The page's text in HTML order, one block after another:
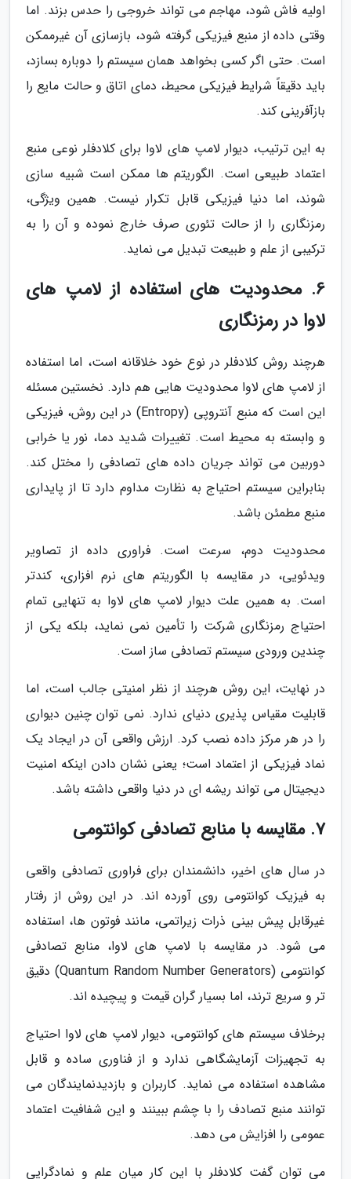
اولیه فاش شود، مهاجم می تواند خروجی را حدس بزند. اما
وقتی داده از منبع فیزیکی گرفته شود، بازسازی آن غیرممکن
است. حتی اگر کسی بخواهد همان سیستم را دوباره بسازد،
باید دقیقاً شرایط فیزیکی محیط، دمای اتاق و حالت مایع را
بازآفرینی کند.
به این ترتیب، دیوار لامپ های لاوا برای کلادفلر نوعی منبع
اعتماد طبیعی است. الگوریتم ها ممکن است شبیه سازی
شوند، اما دنیا فیزیکی قابل تکرار نیست. همین ویژگی،
رمزنگاری را از حالت تئوری صرف خارج نموده و آن را به
ترکیبی از علم و طبیعت تبدیل می نماید.
6. محدودیت های استفاده از لامپ های
لاوا در رمزنگاری
هرچند روش کلادفلر در نوع خود خلاقانه است، اما استفاده
از لامپ های لاوا محدودیت هایی هم دارد. نخستین مسئله
این است که منبع آنتروپی (Entropy) در این روش، فیزیکی
و وابسته به محیط است. تغییرات شدید دما، نور یا خرابی
دوربین می تواند جریان داده های تصادفی را مختل کند.
بنابراین سیستم احتیاج به نظارت مداوم دارد تا از پایداری
منبع مطمئن باشد.
محدودیت دوم، سرعت است. فراوری داده از تصاویر
ویدئویی، در مقایسه با الگوریتم های نرم افزاری، کندتر
است. به همین علت دیوار لامپ های لاوا به تنهایی تمام
احتیاج رمزنگاری شرکت را تأمین نمی نماید، بلکه یکی از
چندین ورودی سیستم تصادفی ساز است.
در نهایت، این روش هرچند از نظر امنیتی جالب است، اما
قابلیت مقیاس پذیری دنیای ندارد. نمی توان چنین دیواری
را در هر مرکز داده نصب کرد. ارزش واقعی آن در ایجاد یک
نماد فیزیکی از اعتماد است؛ یعنی نشان دادن اینکه امنیت
دیجیتال می تواند ریشه ای در دنیا واقعی داشته باشد.
7. مقایسه با منابع تصادفی کوانتومی
در سال های اخیر، دانشمندان برای فراوری تصادفی واقعی
به فیزیک کوانتومی روی آورده اند. در این روش از رفتار
غیرقابل پیش بینی ذرات زیراتمی، مانند فوتون ها، استفاده
می شود. در مقایسه با لامپ های لاوا، منابع تصادفی
کوانتومی (Quantum Random Number Generators) دقیق
تر و سریع ترند، اما بسیار گران قیمت و پیچیده اند.
برخلاف سیستم های کوانتومی، دیوار لامپ های لاوا احتیاج
به تجهیزات آزمایشگاهی ندارد و از فناوری ساده و قابل
مشاهده استفاده می نماید. کاربران و بازدیدنمایندگان می
توانند منبع تصادف را با چشم ببینند و این شفافیت اعتماد
عمومی را افزایش می دهد.
می توان گفت کلادفلر با این کار میان علم و نمادگرایی